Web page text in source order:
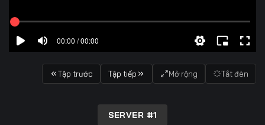
00:00 / 00:00
Tập trước Tập tiếp Mở rộng Tắt đèn
SERVER #1